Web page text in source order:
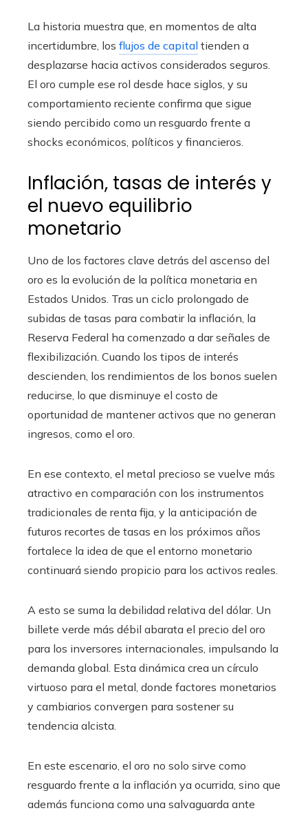
La historia muestra que, en momentos de alta
incertidumbre, los flujos de capital tienden a
desplazarse hacia activos considerados seguros.
El oro cumple ese rol desde hace siglos, y su
comportamiento reciente confirma que sigue
siendo percibido como un resguardo frente a
shocks económicos, políticos y financieros.
Inflación, tasas de interés y
el nuevo equilibrio
monetario
Uno de los factores clave detrás del ascenso del
oro es la evolución de la política monetaria en
Estados Unidos. Tras un ciclo prolongado de
subidas de tasas para combatir la inflación, la
Reserva Federal ha comenzado a dar señales de
flexibilización. Cuando los tipos de interés
descienden, los rendimientos de los bonos suelen
reducirse, lo que disminuye el costo de
oportunidad de mantener activos que no generan
ingresos, como el oro.
En ese contexto, el metal precioso se vuelve más
atractivo en comparación con los instrumentos
tradicionales de renta fija, y la anticipación de
futuros recortes de tasas en los próximos años
fortalece la idea de que el entorno monetario
continuará siendo propicio para los activos reales.
A esto se suma la debilidad relativa del dólar. Un
billete verde más débil abarata el precio del oro
para los inversores internacionales, impulsando la
demanda global. Esta dinámica crea un círculo
virtuoso para el metal, donde factores monetarios
y cambiarios convergen para sostener su
tendencia alcista.
En este escenario, el oro no solo sirve como
resguardo frente a la inflación ya ocurrida, sino que
además funciona como una salvaguarda ante